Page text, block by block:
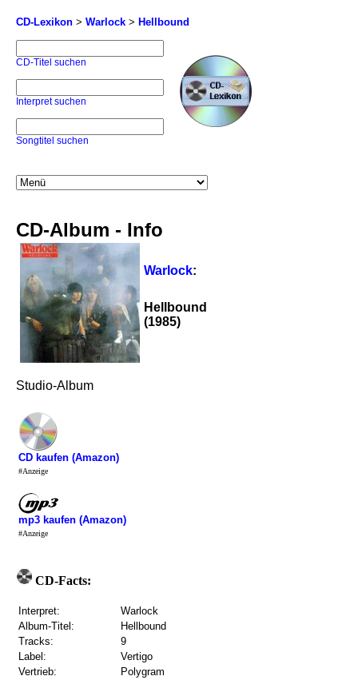
CD-Lexikon > Warlock > Hellbound
CD-Titel suchen
Interpret suchen
Songtitel suchen
CD-Album - Info
Warlock:
Hellbound
(1985)
Studio-Album
CD kaufen (Amazon)
#Anzeige
mp3 kaufen (Amazon)
#Anzeige
CD-Facts:
Interpret:
Warlock
Album-Titel:
Hellbound
Tracks:
9
Label:
Vertigo
Vertrieb:
Polygram